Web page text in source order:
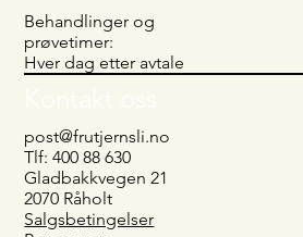
post@frutjernsli.no
Tlf: 400 88 630
Gladbakkvegen 21
2070 Råholt
Salgsbetingelser
Behandlinger og
prøvetimer:
Hver dag etter avtale